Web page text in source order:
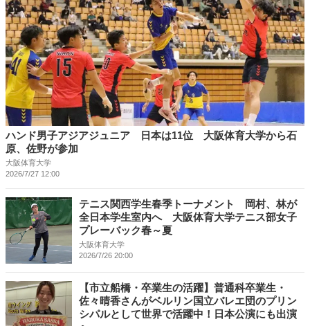
ハンド男子アジアジュニア 日本は11位 大阪体育大学から石
原、佐野が参加
大阪体育大学
2026/7/27 12:00
テニス関西学生春季トーナメント 岡村、林が
全日本学生室内へ 大阪体育大学テニス部女子
プレーバック春～夏
大阪体育大学
2026/7/26 20:00
【市立船橋・卒業生の活躍】普通科卒業生・
佐々晴香さんがベルリン国立バレエ団のプリン
シパルとして世界で活躍中！日本公演にも出演